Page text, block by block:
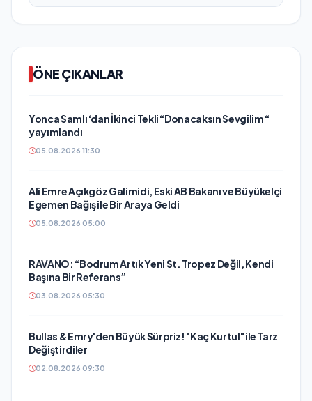
ÖNE ÇIKANLAR
Yonca Samlı ‘dan İkinci Tekli “Donacaksın Sevgilim “
yayımlandı
05.08.2026 11:30
Ali Emre Açıkgöz Galimidi, Eski AB Bakanı ve Büyükelçi
Egemen Bağış ile Bir Araya Geldi
05.08.2026 05:00
RAVANO: “Bodrum Artık Yeni St. Tropez Değil, Kendi
Başına Bir Referans”
03.08.2026 05:30
Bullas & Emry'den Büyük Sürpriz! "Kaç Kurtul" ile Tarz
Değiştirdiler
02.08.2026 09:30